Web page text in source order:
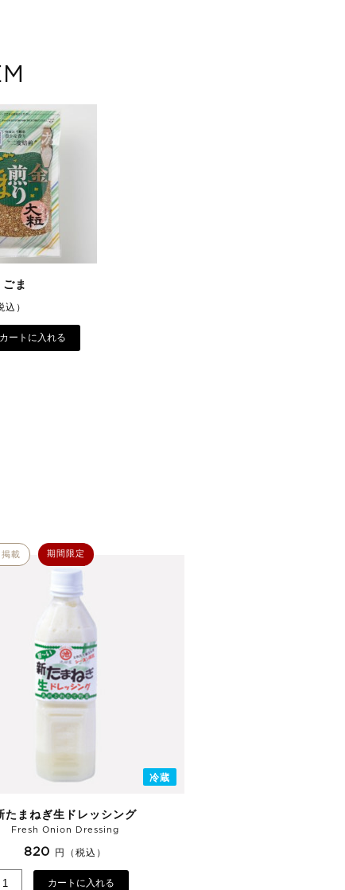
ま
込）
カートに入れる
冷蔵
掲載 期間限定
たまねぎ生ドレッシング
Fresh Onion Dressing
820 円（税込）
カートに入れる